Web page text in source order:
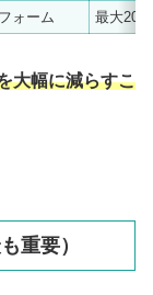
ォーム 最大200
大幅に減らすこ
重要）